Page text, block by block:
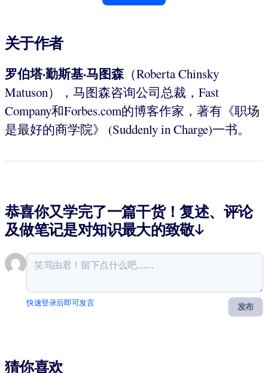
关于作者
罗伯塔·勤斯基·马图森（Roberta Chinsky
Matuson），马图森咨询公司总裁，Fast
Company和Forbes.com的博客作家，著有《职场
是最好的商学院》 (Suddenly in Charge)一书。
恭喜你又学完了一篇干货！复述、评论
及做笔记是对知识最大的致敬↓
发布
快速登录后即可发言
猜你喜欢